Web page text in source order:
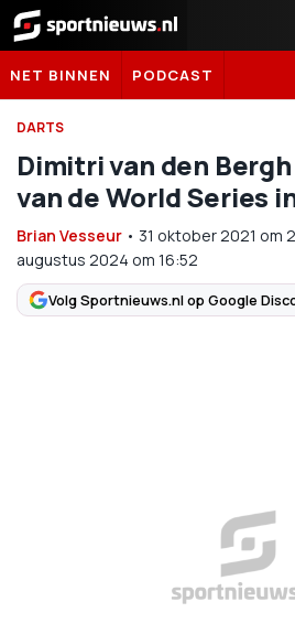
Sportnieuws.nl
NET BINNEN PODCAST
DARTS
Dimitri van den
van de World Series
Brian Vesseur • 31 oktober 2021 om
augustus 2024 om 16:52
Volg Sportnieuws.nl op Google